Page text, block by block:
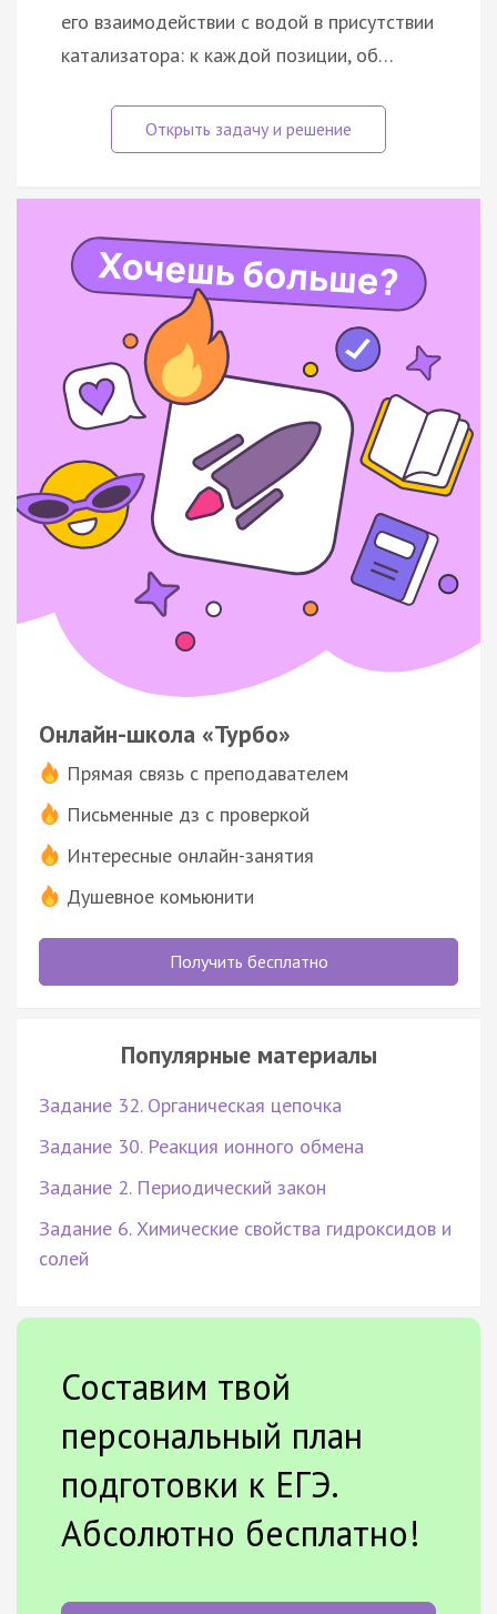
его взаимодействии с водой в присутствии
катализатора: к каждой позиции, об…
Онлайн-школа «Турбо»
Прямая связь с преподавателем
Письменные дз с проверкой
Интересные онлайн-занятия
Душевное комьюнити
Получить бесплатно
Популярные материалы
Задание 32. Органическая цепочка
Задание 30. Реакция ионного обмена
Задание 2. Периодический закон
Задание 6. Химические свойства гидроксидов и
солей
Составим твой
персональный план
подготовки к ЕГЭ.
Абсолютно бесплатно!